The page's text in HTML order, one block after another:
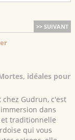
>> SUIVANT
idéales pour
chez Gudrun, c'est
dans
traditionnelle
qui vous